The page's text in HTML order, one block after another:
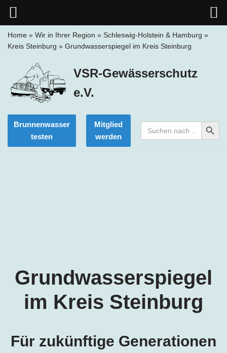
springen
Home » Wir in Ihrer Region » Schleswig-Holstein & Hamburg »
Kreis Steinburg » Grundwasserspiegel im Kreis Steinburg
VSR-Gewässerschutz
e.V.
Brunnenwasser
testen
Mitglied
werden
Search
for:
Search Button
Grundwasserspiegel
im Kreis Steinburg
Für zukünftige Generationen